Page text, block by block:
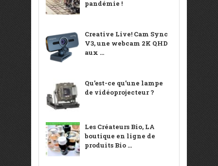
pandémie !
Creative Live! Cam Sync
V3, une webcam 2K QHD
aux ...
Qu’est-ce qu’une lampe
de vidéoprojecteur ?
Les Créateurs Bio, LA
boutique en ligne de
produits Bio ...